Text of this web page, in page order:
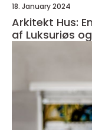
18. January 2024
Arkitekt Hus:
af Luksuriøs